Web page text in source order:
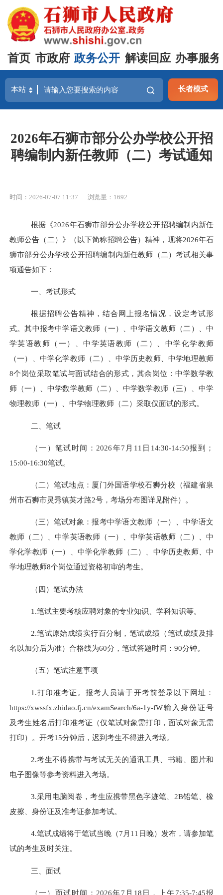
首页 市政府 政务公开 解读回应 办事服务
长者模式
2026年石狮市部分公办学校公开招
聘编制内新任教师（二）考试通知
时间：2026-07-07 11:37 浏览量： 1692
根据《2026年石狮市部分公办学校公开招聘编制内新任
教师公告（ 二 ）》（以下简称招聘公告）精神，现将2026年石
狮市部分公办学校公开招聘编制内新任教师（ 二 ）考试相关事
项通告如下：
一、考试形式
根据招聘公告精神，结合网上报名情况，设定考试形
式。其中报考中学语文教师 （一） 、中学语文教师（二）、中
学英语教师（一）、中学英语教师（二）、中学化学教师
（一）
、中学化学教师（二）、 中学历史教师、中学地理教师
8个岗位采取笔试与面试结合的形式，其余岗位 ：中学数学教
师（一）、中学数学教师（二）、中学数学教师（三）、中学
物理教师（一）、中学物理教师（二） 采取仅面试的形式。
二、笔试
（一）笔试时间： 2026年7月 11 日 14:30-14:50报到；
15:00-16:30笔试。
（二）笔试地点： 厦门外国语学校石狮分校
（福建省泉
州市石狮市灵秀镇英才路2号 ， 考场分布图详见附件） 。
（三）笔试对象：报考中学语文教师 （一） 、中学语文
教师（二）、中学英语教师（一）、中学英语教师（二）、中
学化学教师（一） 、中学化学教师（二）、 中学历史教师、中
学地理教师8个岗位通过资格初审的考生。
（四）笔试办法
1.笔试主要考核应聘对象的专业知识、学科知识等。
2.笔试原始成绩实行百分制，笔试成绩（笔试成绩及排
名以加分后为准）合格线为60分，笔试答题时间：90分钟。
（五）笔试注意事项
1.打印准考证。报考人员请于开考前登录以下网址：
https://xwssfx.zhidao.fj.cn/examSearch/6a-1y-fW输入身份证号
及考生姓名后打印准考证（仅笔试对象需打印，面试对象无需
打印）。开考1 5分钟后，迟到考生不得进入考场。
2.考生不得携带与考试无关的通讯工具、书籍、图片和
电子图像等参考资料进入考场。
3.采用电脑阅卷，考生应携带黑色字迹笔、2B铅笔、橡
皮擦、身份证及准考证参加考试。
4.笔试成绩将于笔试当晚（7月 11 日晚）发布，请参加笔
试的考生及时关注。
三、面试
（一）面试时间： 2026年7月18 日，上午7:35-7:45报